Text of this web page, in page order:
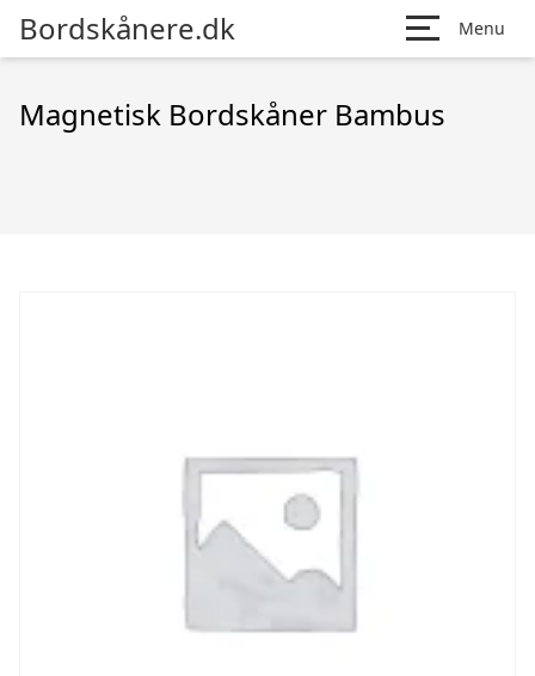
Bordskånere.dk Menu
Magnetisk Bordskåner Bambus